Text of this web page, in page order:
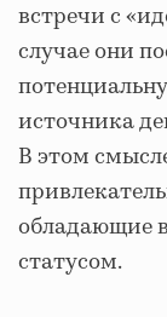
встречи с
случае они
источника
В этом
обладающие
статусом.